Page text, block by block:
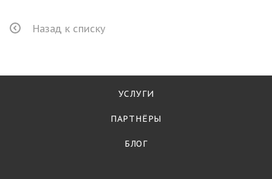
Назад к списку
УСЛУГИ
ПАРТНЁРЫ
БЛОГ